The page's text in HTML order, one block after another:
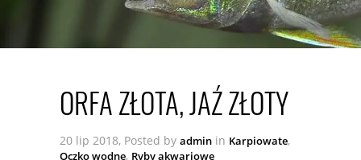
ORFA ZŁOTA, JAŹ ZŁOTY
20 lip 2018, Posted by admin in Karpiowate,
Oczko wodne, Ryby akwariowe